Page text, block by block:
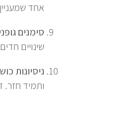
אחד
סימנים
שינויים
ניסיונות
ותמיד חזר.